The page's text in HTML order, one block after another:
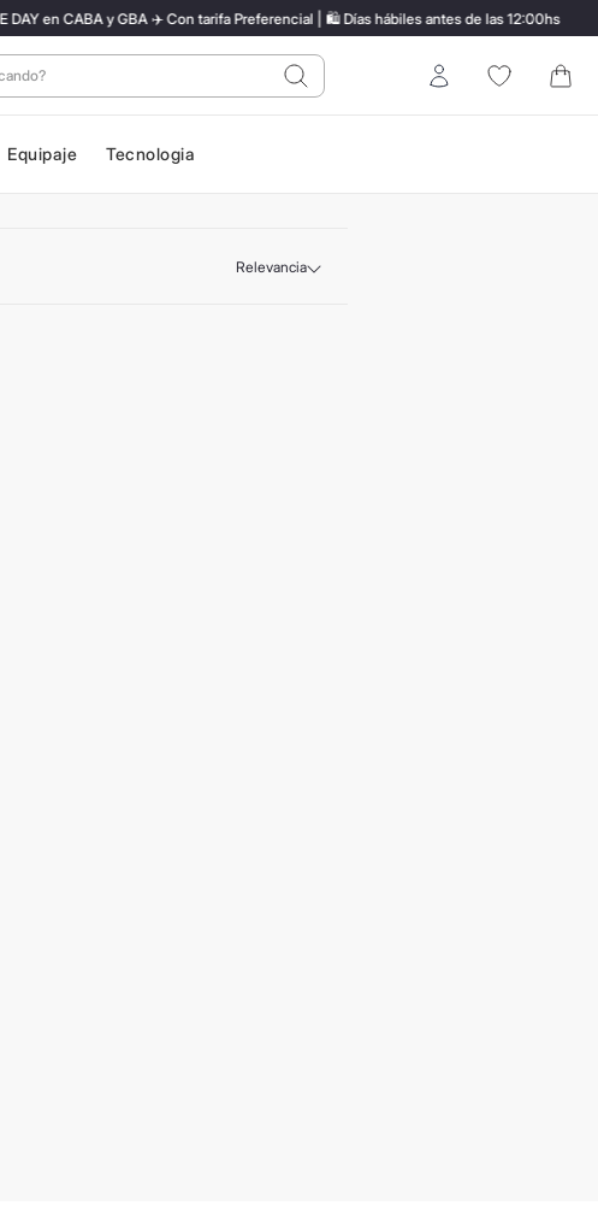
DAY en CABA y GBA ✈️ Con tarifa Preferencial | 🛍️ Días hábiles antes de las 12:00hs
Entrar
Equipaje Tecnologia
Relevancia